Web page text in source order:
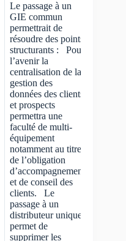
Le passage à un
GIE commun
permettrait de
résoudre des points
structurants : Pour
l’avenir la
centralisation de la
gestion des
données des clients
et prospects
permettra une
faculté de multi-
équipement
notamment au titre
de l’obligation
d’accompagnement
et de conseil des
clients. Le
passage à un
distributeur unique
permet de
supprimer les